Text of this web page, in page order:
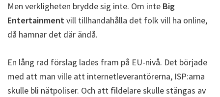
Men verkligheten brydde sig inte. Om inte Big
Entertainmentvill tillhandahålla det folk vill ha online,
då hamnar det där ändå.
En lång rad förslag lades fram på EU-nivå. Det började
med att man ville att internetleverantörerna, ISP:arna
skulle bli nätpoliser. Och att fildelare skulle stängas av